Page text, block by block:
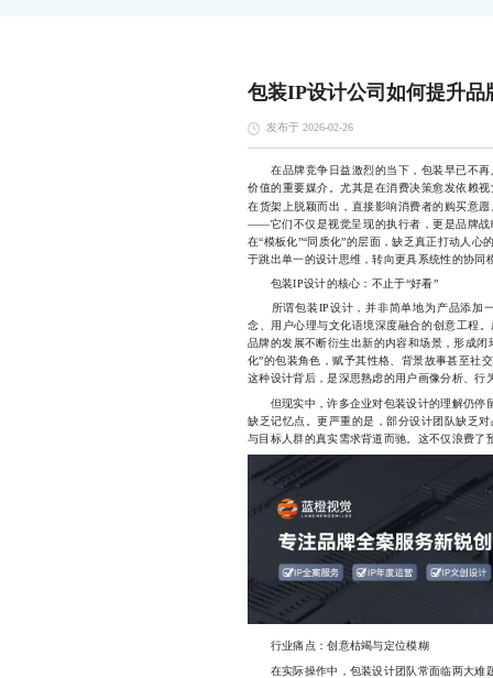
包装IP设计公司如何提升品
发布于 2026-02-26
在品牌竞争日益激烈的当下，包装早已不再
价值的重要媒介。尤其是在消费决策愈发依赖
在货架上脱颖而出，直接影响消费者的购买意
——它们不仅是视觉呈现的执行者，更是品牌战
在“模板化”“同质化”的层面，缺乏真正打动人
于跳出单一的设计思维，转向更具系统性的协同
包装IP设计的核心：不止于“好看”
所谓包装IP设计，并非简单地为产品添加
念、用户心理与文化语境深度融合的创意工程
品牌的发展不断衍生出新的内容和场景，形成
化”的包装角色，赋予其性格、背景故事甚至社
这种设计背后，是深思熟虑的用户画像分析、行
但现实中，许多企业对包装设计的理解仍停
缺乏记忆点。更严重的是，部分设计团队缺乏
与目标人群的真实需求背道而驰。这不仅浪费了
行业痛点：创意枯竭与定位模糊
在实际操作中，包装设计团队常面临两大难